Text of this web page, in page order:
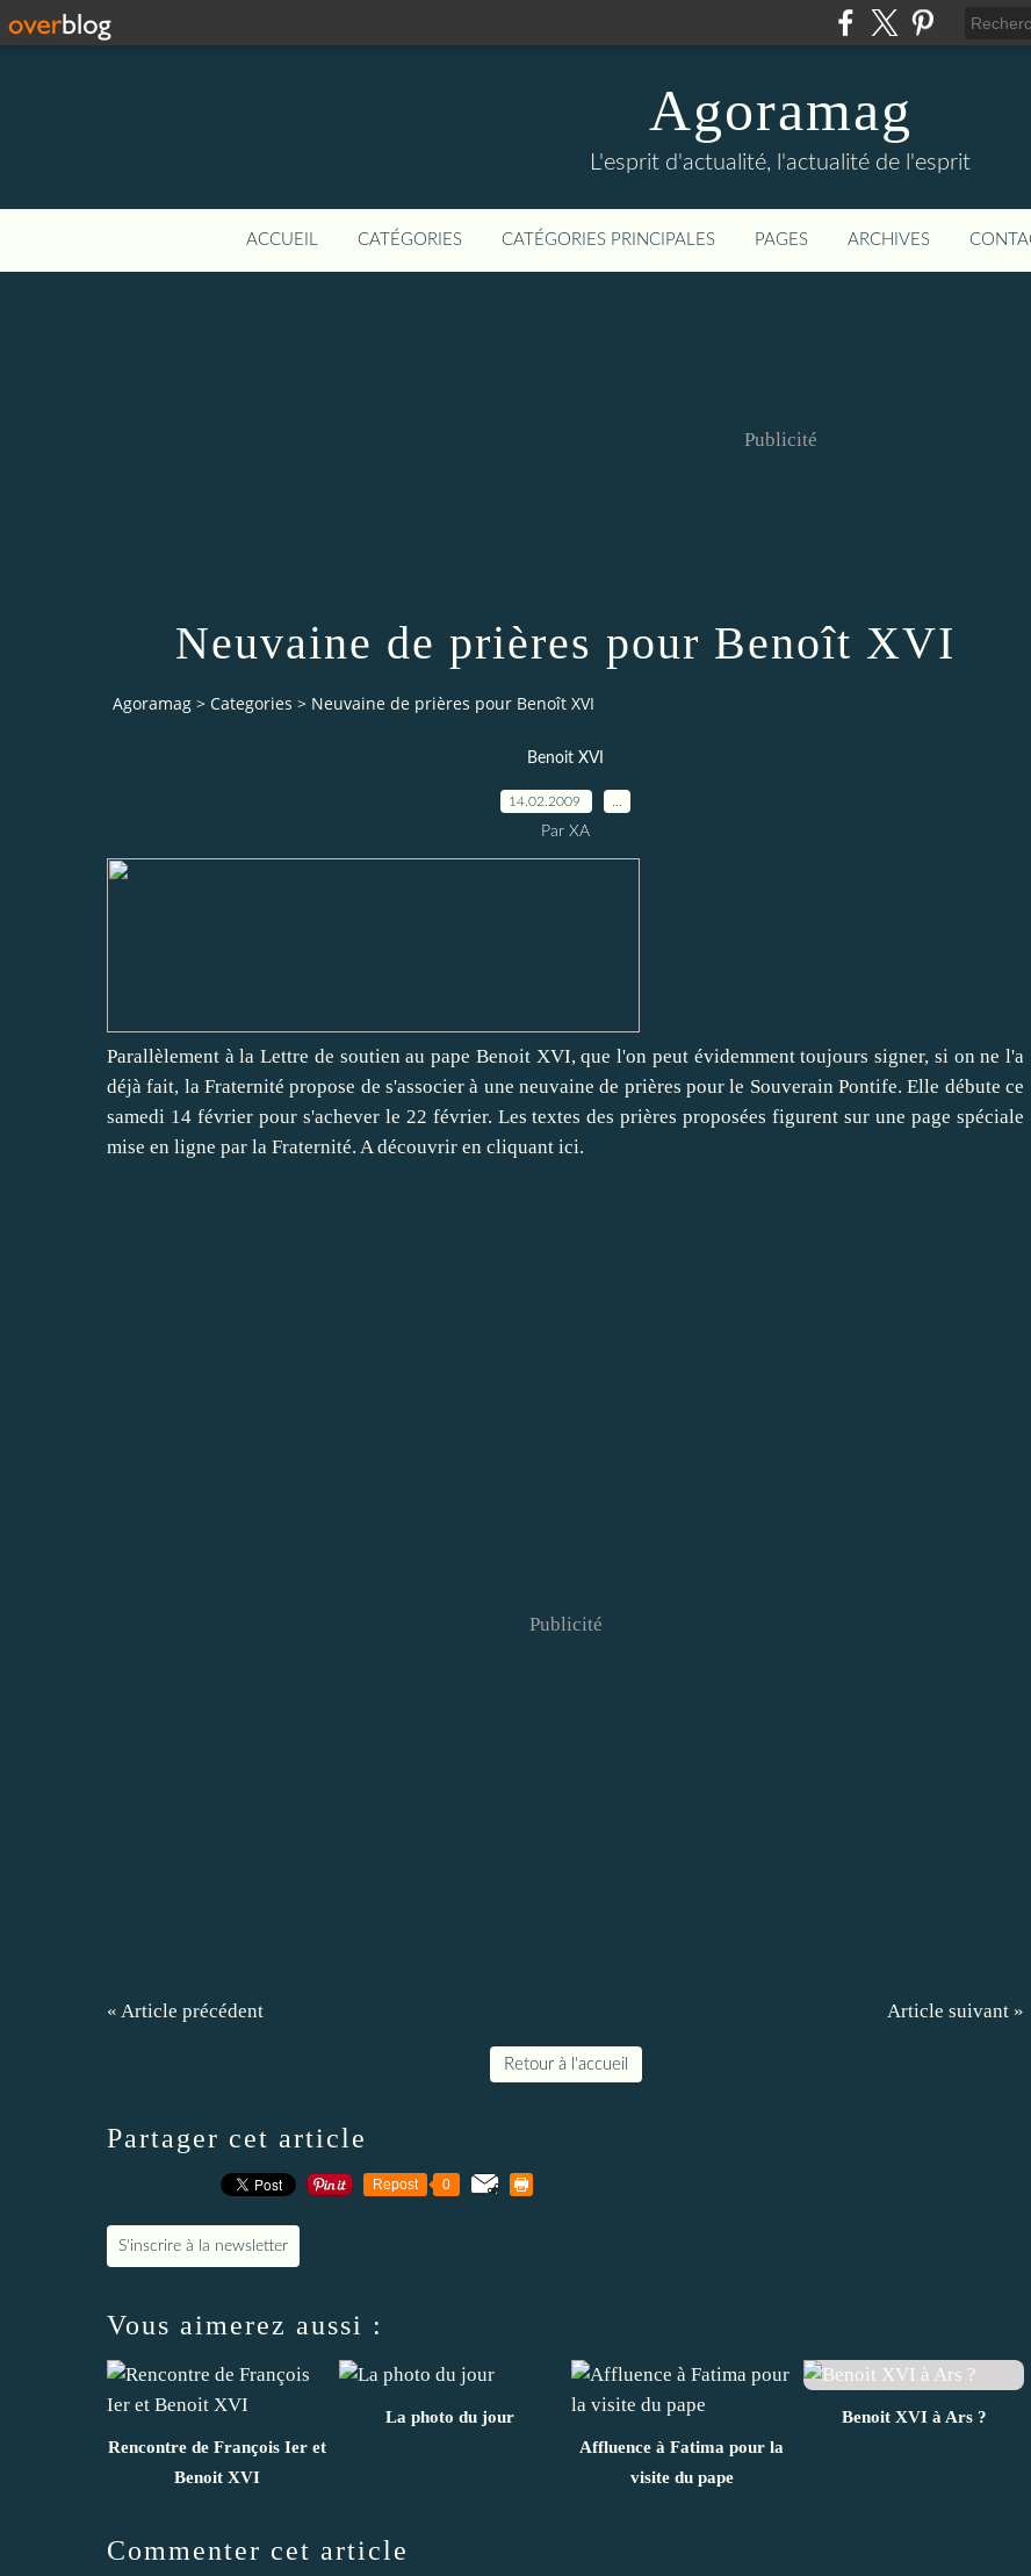
Agoramag
L'esprit d'actualité, l'actualité de l'esprit
ACCUEIL CATÉGORIES CATÉGORIES PRINCIPALES PAGES ARCHIVES
Publicité
Neuvaine de prières pour Benoît XVI
Agoramag > Categories > Neuvaine de prières pour Benoît XVI
Benoit XVI
14.02.2009
Par XA
Parallèlement à laLettre de soutien au pape Benoit XVI, que l'on peut évidemment toujours signer, si on ne l'a
déjà fait, la Fraternité propose de s'associer à une neuvaine de prières pour le Souverain Pontife. Elle débute ce
samedi 14 février pour s'achever le 22 février. Les textes des prières proposées figurent sur une page spéciale
mise en ligne par la Fraternité. A découvrir en cliquant ici.
Publicité
« Article précédent Article suivant »
Retour à l'accueil
Partager cet article
Repost 0
S'inscrire à la newsletter
Vous aimerez aussi :
Rencontre de François Ier et
Benoit XVI
La photo du jour
Affluence à Fatima pour la
visite du pape
Benoit XVI à Ars ?
Commenter cet article